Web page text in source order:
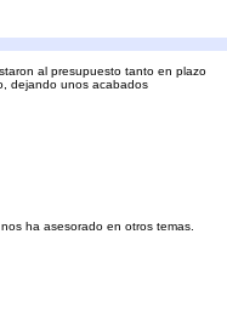
al presupuesto tanto en plazo
dejando unos acabados
ha asesorado en otros temas.